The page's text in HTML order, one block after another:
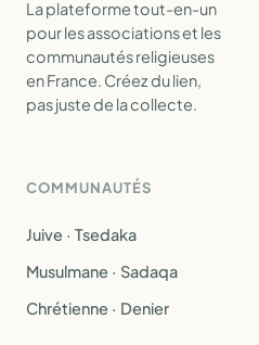
La plateforme tout-en-un
pour les associations et les
communautés religieuses
en France. Créez du lien,
pas juste de la collecte.
COMMUNAUTÉS
Juive · Tsedaka
Musulmane · Sadaqa
Chrétienne · Denier